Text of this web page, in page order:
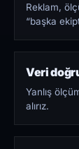
Reklam,
“başka
Veri
Yanlış
alırız.